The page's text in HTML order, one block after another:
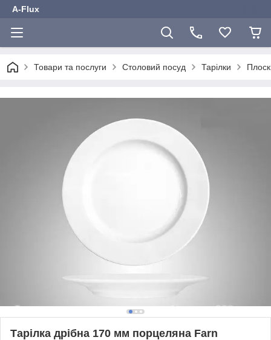
A-Flux
Товари та послуги Столовий посуд Тарілки
Тарілка дрібна 170 мм порцеляна Farn